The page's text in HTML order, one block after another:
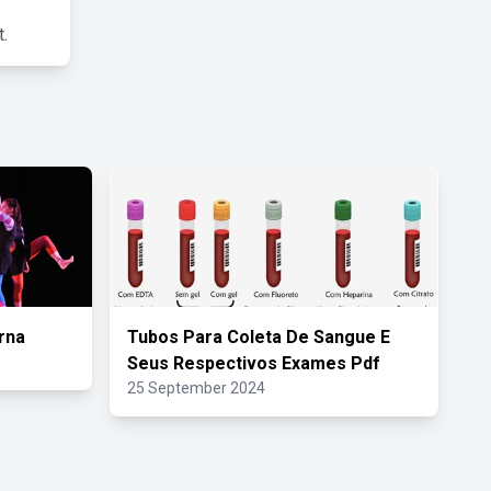
Tubos Para Coleta De Sangue E
Seus Respectivos Exames Pdf
25 September 2024